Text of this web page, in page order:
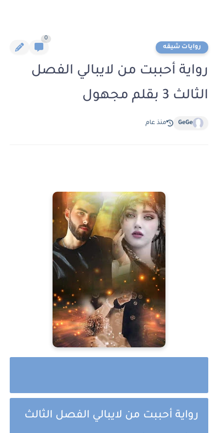
روايات شيقه
0
رواية أحببت من لايبالي الفصل
الثالث 3 بقلم مجهول
GeGe منذ عام
رواية أحببت من لايبالي الفصل الثالث